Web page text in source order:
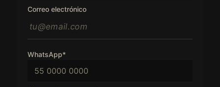
Correo electrónico
WhatsApp*